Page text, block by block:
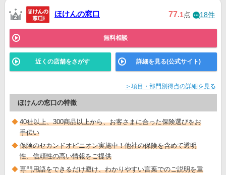
ほけんの窓口 77.1点 18件
無料相談
近くの店舗をさがす 詳細を見る(公式サイト)
＞項目・部門別得点の詳細を見る
ほけんの窓口の特徴
40社以上、300商品以上から、お客さまに合った保険選びをお
手伝い
保険のセカンドオピニオン実施中！他社の保険を含めて透明
性、信頼性の高い情報をご提供
専門用語をできるだけ避け、わかりやすい言葉でのご説明を重